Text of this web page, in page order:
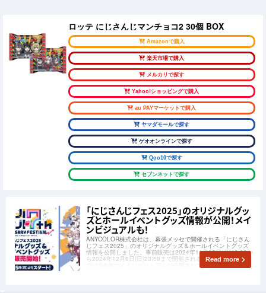
ロッテ にじさんじマンチョコ2 30個 BOX
Amazonで購入
楽天市場で購入
メルカリで探す
Yahoo!ショッピングで購入
au PAYマーケットで購入
ヤマダモールで探す
ゲオオンラインで探す
Qoo10で探す
セブンネットで探す
「にじさんじフェス2025」のオリジナルグッ
ズとホールイベントグッズ情報が公開！メイ
ンビジュアルも！
ANYCOLOR株式会社は、幕張メッセで開催される「にじさん
じフェス2025」のオリジナルグッズ＆ホールイベントグッズ
情報を公開しました。事前販売は2024年11月25日(月)12:00か
ら2024年12月8日(日)23:59まで開催されるほか、特設サイト
では全8点のメインビジュアルが公開されています。
Read more